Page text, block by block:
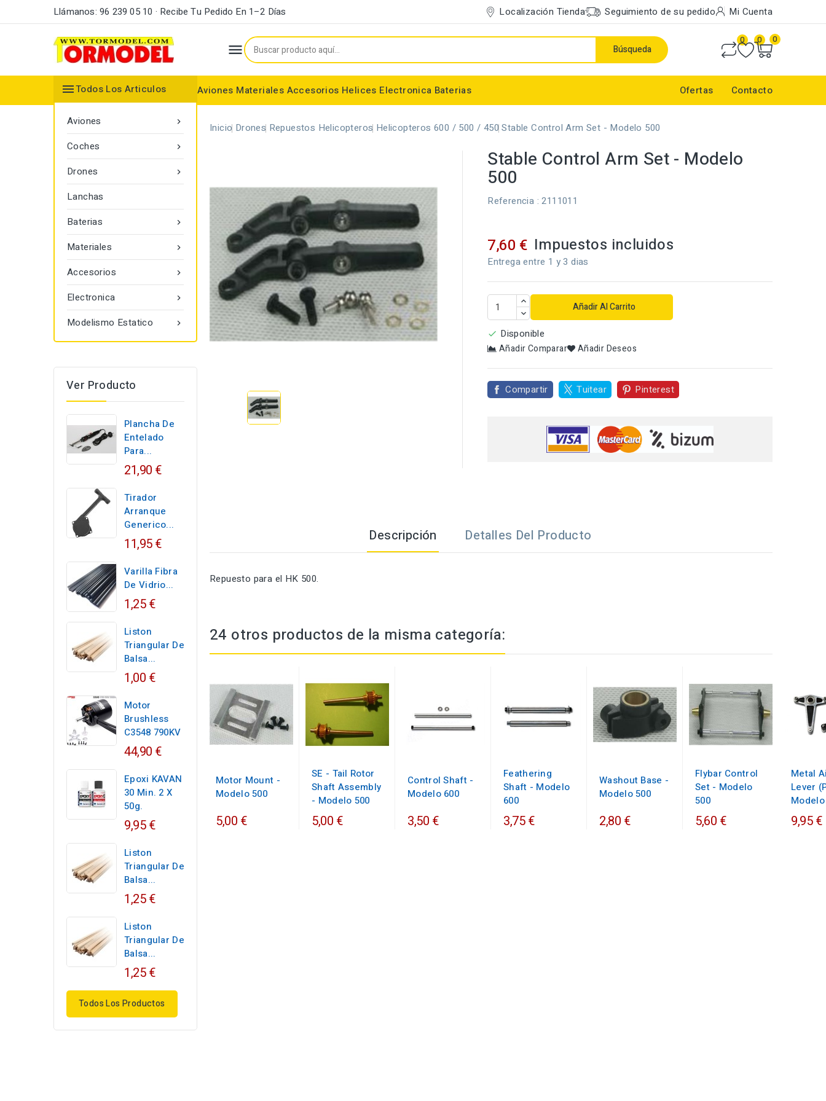
Llámanos: 96 239 05 10 · Recibe Tu Pedido En 1–2 Días Localización Tienda Seguimiento de su pedido Mi Cuenta
 Búsqueda
0 0 0
Aviones Materiales Accesorios Helices Electronica Baterias Ofertas Contacto
Todos Los Articulos

Aviones

Coches

Drones
Lanchas

Baterias

Materiales

Accesorios

Electronica

Modelismo Estatico
Ver Producto
Plancha De
Entelado
Para...
21,90 €
Tirador
Arranque
Generico...
11,95 €
Varilla Fibra
De Vidrio...
1,25 €
Liston
Triangular De
Balsa...
1,00 €
Motor
Brushless
C3548 790KV
44,90 €
Epoxi KAVAN
30 Min. 2 X
50g.
9,95 €
Liston
Triangular De
Balsa...
1,25 €
Liston
Triangular De
Balsa...
1,25 €
Todos Los Productos
Inicio Drones Repuestos Helicopteros Helicopteros 600 / 500 / 450 Stable Control Arm Set - Modelo 500
Stable Control Arm Set - Modelo
500
Referencia : 2111011
7,60 € Impuestos incluidos
Entrega entre 1 y 3 dias
Añadir Al Carrito
 Disponible
Añadir Comparar Añadir Deseos
Compartir Tuitear Pinterest
Descripción Detalles Del Producto
Repuesto para el HK 500.
24 otros productos de la misma categoría:
Motor Mount -
Modelo 500
5,00 €
SE - Tail Rotor
Shaft Assembly
- Modelo 500
5,00 €
Control Shaft -
Modelo 600
3,50 €
Feathering
Shaft - Modelo
600
3,75 €
Washout Base -
Modelo 500
2,80 €
Flybar Control
Set - Modelo
500
5,60 €
Metal
Lever
9,95 €